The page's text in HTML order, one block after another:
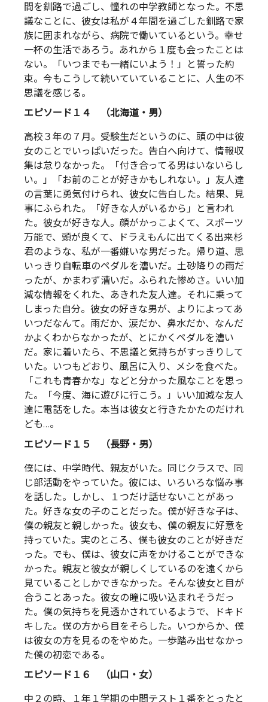
間を釧路で過ごし、憧れの中学教師となった。不思
議なことに、彼女は私が４年間を過ごした釧路で家
族に囲まれながら、病院で働いているという。幸せ
一杯の生活であろう。あれから１度も会ったことは
ない。「いつまでも一緒にいよう！」と誓った約
束。今もこうして続いていていることに、人生の不
思議を感じる。
エピソード１４ （北海道・男）
高校３年の７月。受験生だというのに、頭の中は彼
女のことでいっぱいだった。告白へ向けて、情報収
集は怠りなかった。「付き合ってる男はいないらし
い。」「お前のことが好きかもしれない。」友人達
の言葉に勇気付けられ、彼女に告白した。結果、見
事にふられた。「好きな人がいるから」と言われ
た。彼女が好きな人。顔がかっこよくて、スポーツ
万能で、頭が良くて、ドラえもんに出てくる出来杉
君のような、私が一番嫌いな男だった。帰り道、思
いっきり自転車のペダルを漕いだ。土砂降りの雨だ
ったが、かまわず漕いだ。ふられた惨めさ。いい加
減な情報をくれた、あきれた友人達。それに乗って
しまった自分。彼女の好きな男が、よりによってあ
いつだなんて。雨だか、涙だか、鼻水だか、なんだ
かよくわからなかったが、とにかくペダルを漕い
だ。家に着いたら、不思議と気持ちがすっきりして
いた。いつもどおり、風呂に入り、メシを食べた。
「これも青春かな」などと分かった風なことを思っ
た。「今度、海に遊びに行こう。」いい加減な友人
達に電話をした。本当は彼女と行きたかたのだけれ
ども…。
エピソード１５ （長野・男）
僕には、中学時代、親友がいた。同じクラスで、同
じ部活動をやっていた。彼には、いろいろな悩み事
を話した。しかし、１つだけ話せないことがあっ
た。好きな女の子のことだった。僕が好きな子は、
僕の親友と親しかった。彼女も、僕の親友に好意を
持っていた。実のところ、僕も彼女のことが好きだ
った。でも、僕は、彼女に声をかけることができな
かった。親友と彼女が親しくしているのを遠くから
見ていることしかできなかった。そんな彼女と目が
合うことあった。彼女の瞳に吸い込まれそうだっ
た。僕の気持ちを見透かされているようで、ドキド
キした。僕の方から目をそらした。いつからか、僕
は彼女の方を見るのをやめた。一歩踏み出せなかっ
た僕の初恋である。
エピソード１６ （山口・女）
中２の時、１年１学期の中間テスト１番をとったと